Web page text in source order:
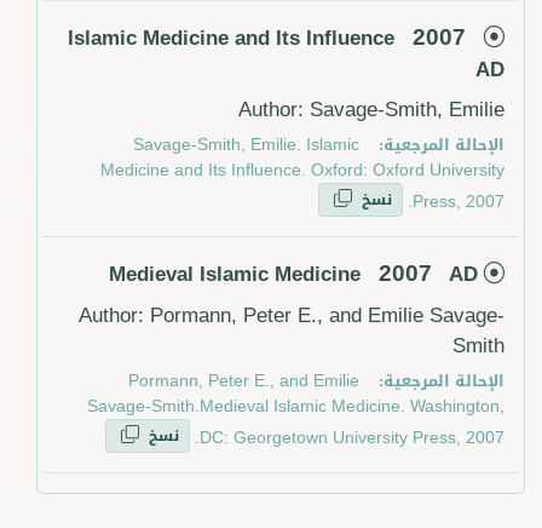
Islamic Medicine and Its Influence 2007
AD
Author: Savage-Smith, Emilie
الإحالة المرجعية:
Savage-Smith, Emilie. Islamic
Medicine and Its Influence. Oxford: Oxford University
Press, 2007.
نسخ
Medieval Islamic Medicine 2007
AD
Author: Pormann, Peter E., and Emilie Savage-
Smith
الإحالة المرجعية:
Pormann, Peter E., and Emilie
Savage-Smith.Medieval Islamic Medicine. Washington,
DC: Georgetown University Press, 2007.
نسخ